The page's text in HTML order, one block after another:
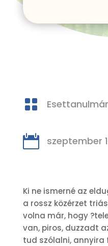

 szeptember
Ki ne ismerné az
a rossz közérzet
volna már, hogy
van, piros, duzzadt
tud szólalni, annyira